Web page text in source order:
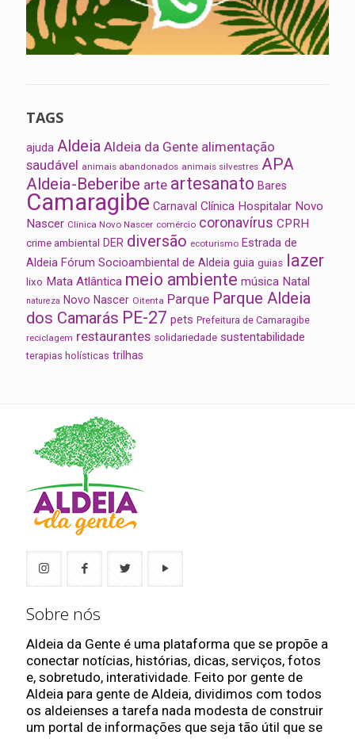
TAGS
ajuda Aldeia Aldeia da Gente alimentação
saudável animais abandonados animais silvestres APA
Aldeia-Beberibe arte artesanato Bares
Camaragibe Carnaval Clínica Hospitalar Novo
Nascer Clínica Novo Nascer comércio coronavírus CPRH
crime ambiental DER diversão ecoturismo Estrada de
Aldeia Fórum Socioambiental de Aldeia guia guias lazer
lixo Mata Atlântica meio ambiente música Natal
natureza Novo Nascer Oitenta Parque Parque Aldeia
dos Camarás PE-27 pets Prefeitura de Camaragibe
reciclagem restaurantes solidariedade sustentabilidade
terapias holísticas trilhas
Sobre nós
Aldeia da Gente é uma plataforma que se propõe a
conectar notícias, histórias, dicas, serviços, fotos
e, sobretudo, interatividade. Feito por gente de
Aldeia para gente de Aldeia, dividimos com todos
os aldeienses a tarefa nada modesta de construir
um portal de informações que seja tão útil que se